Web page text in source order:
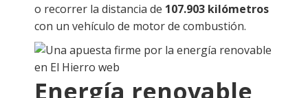
o recorrer la distancia de 107.903 kilómetros
con un vehículo de motor de combustión.
Energía renovable